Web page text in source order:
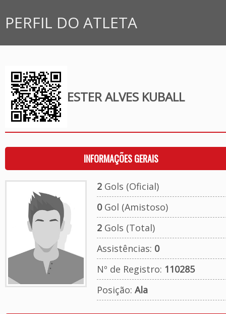
PERFIL DO ATLETA
ESTER ALVES KUBALL
INFORMAÇÕES GERAIS
2Gols (Oficial)
0Gol (Amistoso)
2Gols (Total)
Assistências: 0
Nº de Registro: 110285
Posição: Ala